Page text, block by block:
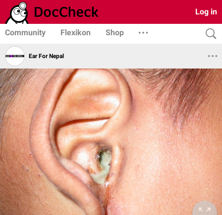
Log in
Community Flexikon Shop
Ear For Nepal